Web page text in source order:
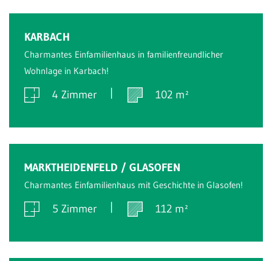
KARBACH
Charmantes Einfamilienhaus in familienfreundlicher
Wohnlage in Karbach!
4 Zimmer 102 m²
MARKTHEIDENFELD / GLASOFEN
Charmantes Einfamilienhaus mit Geschichte in Glasofen!
5 Zimmer 112 m²